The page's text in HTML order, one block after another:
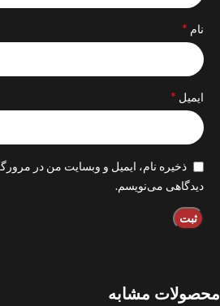
نام *
ایمیل *
ذخیره نام، ایمیل و وبسایت من در
دیدگاهی می‌نویسم.
محصولات مشابه